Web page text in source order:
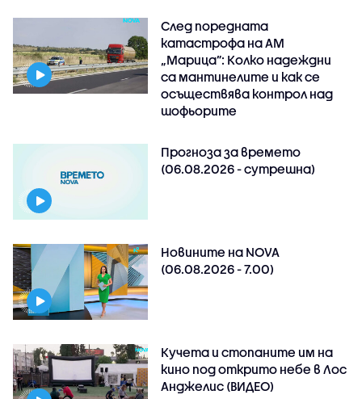
След поредната
катастрофа на АМ
„Марица”: Колко надеждни
са мантинелите и как се
осъществява контрол над
шофьорите
Прогноза за времето
(06.08.2026 - сутрешна)
Новините на NOVA
(06.08.2026 - 7.00)
Кучета и стопаните им на
кино под открито небе в Лос
Анджелис (ВИДЕО)